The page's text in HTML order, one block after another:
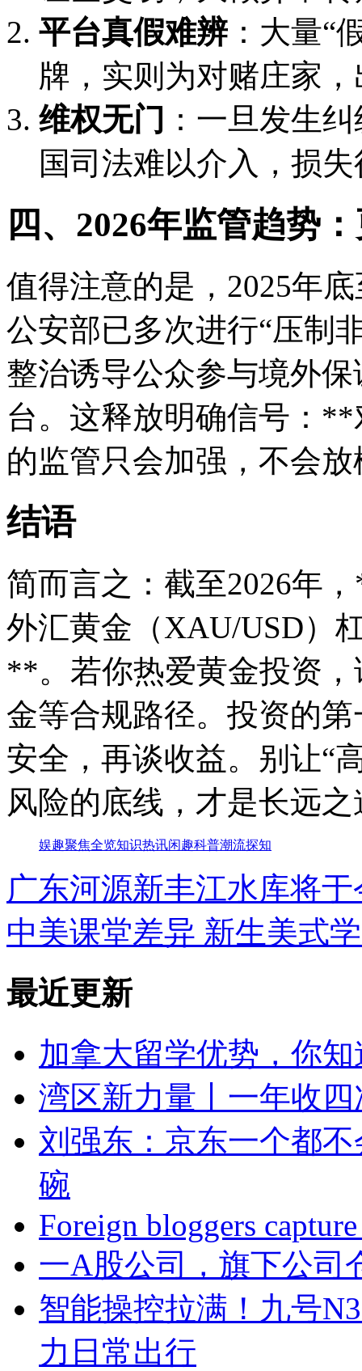
平台真假难辨 ：大量“
牌，实则为对赌庄家
维权无门 ：一旦发生
国司法难以介入，损
四、2026年监管趋势
值得注意的是，2025年
公安部已多次进行“压制
整治诱导公众参与境外
台。这释放明确信号：
的监管只会加强，不会
结语
简而言之：截至2026年
外汇黄金（XAU/USD）
**。若你热爱黄金投资
金等合规路径。投资的
安全，再谈收益。别让“
风险的底线，才是长远之
娱趣聚焦全览知识热讯闲趣科普潮流探知
广东河源新丰江水库将
中美课堂差异 新生美式
最近更新
加拿大留学优势，你知
湾区新力量丨一年收
刘强东：京东一个都
碗
Foreign bloggers
一A股公司，旗下公司
智能操控拉满！九号
力日常出行